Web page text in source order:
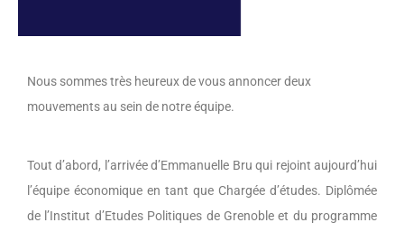
Nous sommes très heureux de vous annoncer deux
mouvements au sein de notre équipe.
Tout d’abord, l’arrivée d’Emmanuelle Bru qui rejoint aujourd’hui
l’équipe économique en tant que Chargée d’études. Diplômée
de l’Institut d’Etudes Politiques de Grenoble et du programme